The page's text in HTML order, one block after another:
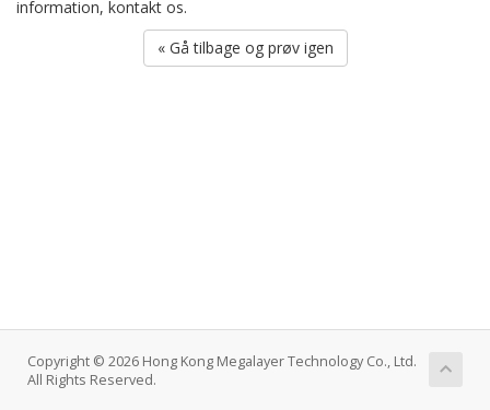
information, kontakt os.
« Gå tilbage og prøv igen
Copyright © 2026 Hong Kong Megalayer Technology Co., Ltd.
All Rights Reserved.